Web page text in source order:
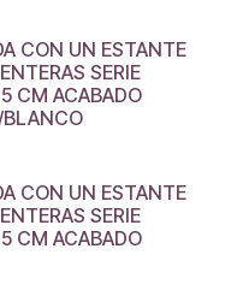
CON UN ESTANTE
SERIE
CM ACABADO
CON UN ESTANTE
SERIE
CM ACABADO